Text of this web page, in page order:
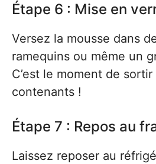
Étape 6 : Mise en
Versez la mousse dans
ramequins ou même un
C’est le moment de
contenants !
Étape 7 : Repos au
Laissez reposer au